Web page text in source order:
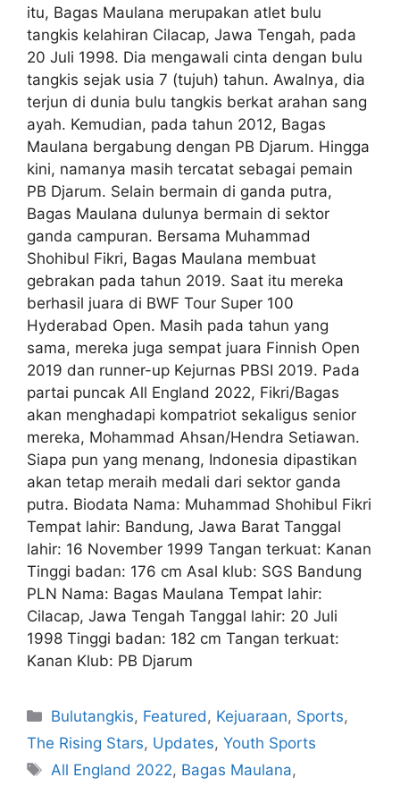
itu, Bagas Maulana merupakan atlet bulu
tangkis kelahiran Cilacap, Jawa Tengah, pada
20 Juli 1998. Dia mengawali cinta dengan bulu
tangkis sejak usia 7 (tujuh) tahun. Awalnya, dia
terjun di dunia bulu tangkis berkat arahan sang
ayah. Kemudian, pada tahun 2012, Bagas
Maulana bergabung dengan PB Djarum. Hingga
kini, namanya masih tercatat sebagai pemain
PB Djarum. Selain bermain di ganda putra,
Bagas Maulana dulunya bermain di sektor
ganda campuran. Bersama Muhammad
Shohibul Fikri, Bagas Maulana membuat
gebrakan pada tahun 2019. Saat itu mereka
berhasil juara di BWF Tour Super 100
Hyderabad Open. Masih pada tahun yang
sama, mereka juga sempat juara Finnish Open
2019 dan runner-up Kejurnas PBSI 2019. Pada
partai puncak All England 2022, Fikri/Bagas
akan menghadapi kompatriot sekaligus senior
mereka, Mohammad Ahsan/Hendra Setiawan.
Siapa pun yang menang, Indonesia dipastikan
akan tetap meraih medali dari sektor ganda
putra. Biodata Nama: Muhammad Shohibul Fikri
Tempat lahir: Bandung, Jawa Barat Tanggal
lahir: 16 November 1999 Tangan terkuat: Kanan
Tinggi badan: 176 cm Asal klub: SGS Bandung
PLN Nama: Bagas Maulana Tempat lahir:
Cilacap, Jawa Tengah Tanggal lahir: 20 Juli
1998 Tinggi badan: 182 cm Tangan terkuat:
Kanan Klub: PB Djarum
Bulutangkis, Featured , Kejuaraan, Sports,
The Rising Stars, Updates, Youth Sports
All England 2022, Bagas Maulana,